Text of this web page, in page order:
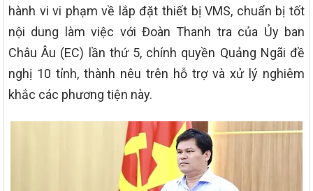
hành vi vi phạm về lắp đặt thiết bị VMS, chuẩn bị tốt
nội dung làm việc với Đoàn Thanh tra của Ủy ban
Châu Âu (EC) lần thứ 5, chính quyền Quảng Ngãi đề
nghị 10 tỉnh, thành nêu trên hỗ trợ và xử lý nghiêm
khắc các phương tiện này.